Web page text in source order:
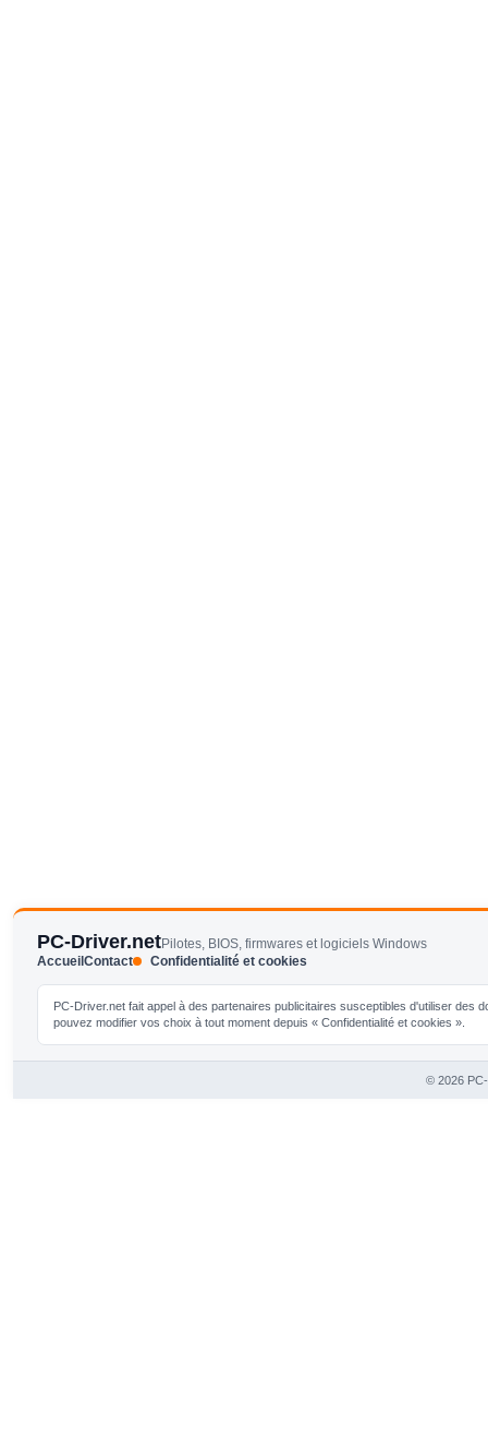
PC-Driver.netPilotes, BIOS, firmwares et logiciels Windows
AccueilContact Confidentialité et cookies
PC-Driver.net fait appel à des partenaires publicitaires susceptibles d'utiliser
pouvez modifier vos choix à tout moment depuis « Confidentialité et cookies ».
© 2026